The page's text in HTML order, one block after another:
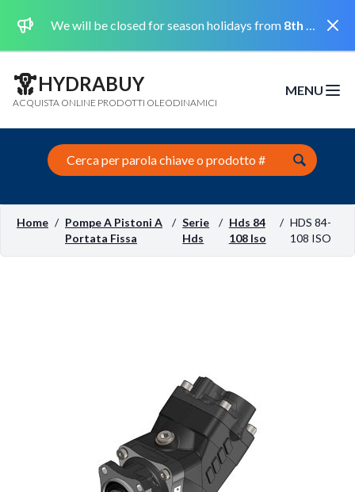
We will be closed for season holidays from 8th August 2026 to the 31st August 2026 included.
HYDRABUY
ACQUISTA ONLINE PRODOTTI OLEODINAMICI
MENU
Open
Search this site
Home / Pompe A Pistoni A
Portata Fissa
/ Serie
Hds
/ Hds 84
108 Iso
/ HDS 84-
108 ISO